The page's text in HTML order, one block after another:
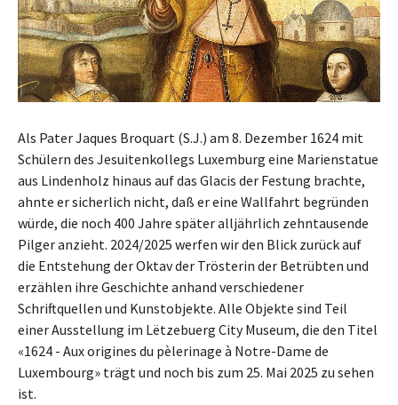
Als Pater Jaques Broquart (S.J.) am 8. Dezember 1624 mit
Schülern des Jesuitenkollegs Luxemburg eine Marienstatue
aus Lindenholz hinaus auf das Glacis der Festung brachte,
ahnte er sicherlich nicht, daß er eine Wallfahrt begründen
würde, die noch 400 Jahre später alljährlich zehntausende
Pilger anzieht. 2024/2025 werfen wir den Blick zurück auf
die Entstehung der Oktav der Trösterin der Betrübten und
erzählen ihre Geschichte anhand verschiedener
Schriftquellen und Kunstobjekte. Alle Objekte sind Teil
einer Ausstellung im Lëtzebuerg City Museum, die den Titel
«1624 - Aux origines du pèlerinage à Notre-Dame de
Luxembourg» trägt und noch bis zum 25. Mai 2025 zu sehen
ist.